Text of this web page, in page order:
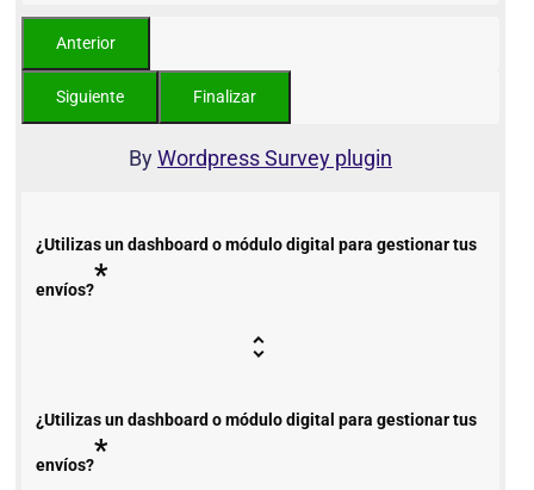
ByWordpress Survey plugin
¿Utilizas un dashboard o módulo digital para gestionar tus
envíos?*
¿Utilizas un dashboard o módulo digital para gestionar tus
envíos?*